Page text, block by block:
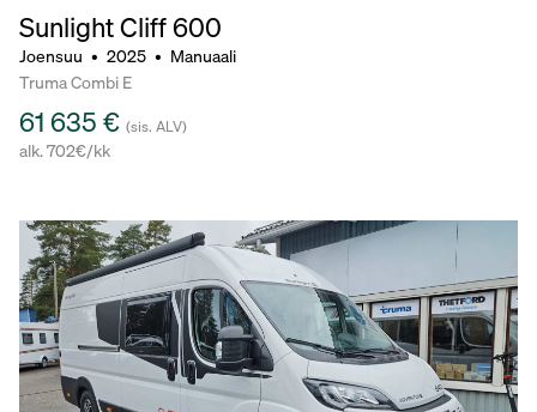
Sunlight Cliff 600
Joensuu • 2025 • Manuaali
Truma Combi E
61 635 € (sis. ALV)
alk. 702€/kk